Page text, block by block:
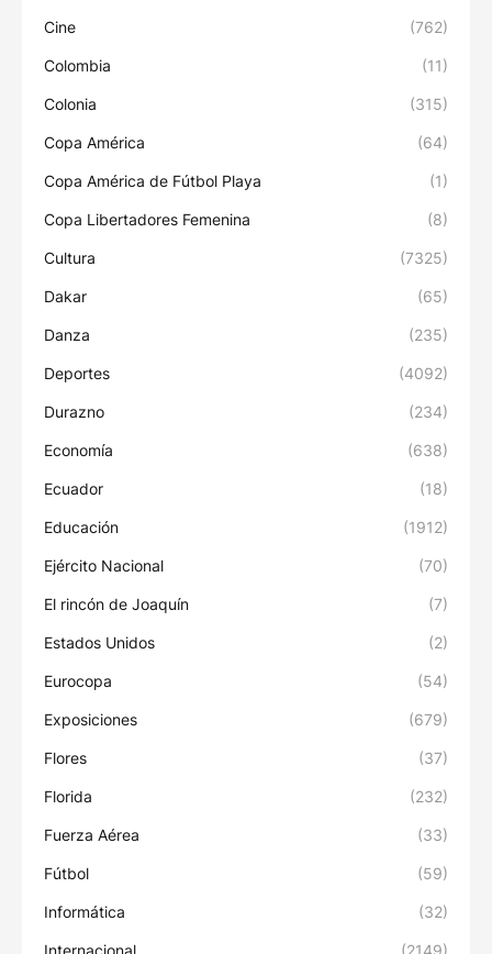
Cine (762)
Colombia (11)
Colonia (315)
Copa América (64)
Copa América de Fútbol Playa (1)
Copa Libertadores Femenina (8)
Cultura (7325)
Dakar (65)
Danza (235)
Deportes (4092)
Durazno (234)
Economía (638)
Ecuador (18)
Educación (1912)
Ejército Nacional (70)
El rincón de Joaquín (7)
Estados Unidos (2)
Eurocopa (54)
Exposiciones (679)
Flores (37)
Florida (232)
Fuerza Aérea (33)
Fútbol (59)
Informática (32)